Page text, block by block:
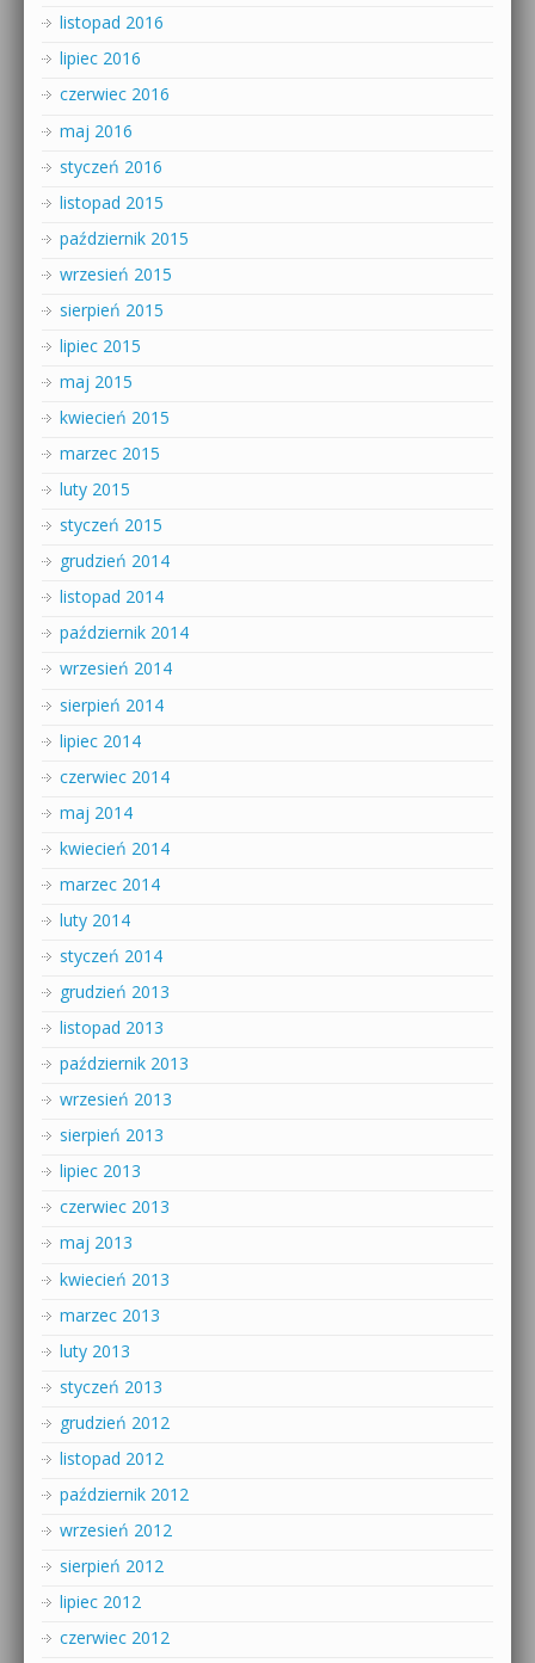
listopad 2016
lipiec 2016
czerwiec 2016
maj 2016
styczeń 2016
listopad 2015
październik 2015
wrzesień 2015
sierpień 2015
lipiec 2015
maj 2015
kwiecień 2015
marzec 2015
luty 2015
styczeń 2015
grudzień 2014
listopad 2014
październik 2014
wrzesień 2014
sierpień 2014
lipiec 2014
czerwiec 2014
maj 2014
kwiecień 2014
marzec 2014
luty 2014
styczeń 2014
grudzień 2013
listopad 2013
październik 2013
wrzesień 2013
sierpień 2013
lipiec 2013
czerwiec 2013
maj 2013
kwiecień 2013
marzec 2013
luty 2013
styczeń 2013
grudzień 2012
listopad 2012
październik 2012
wrzesień 2012
sierpień 2012
lipiec 2012
czerwiec 2012